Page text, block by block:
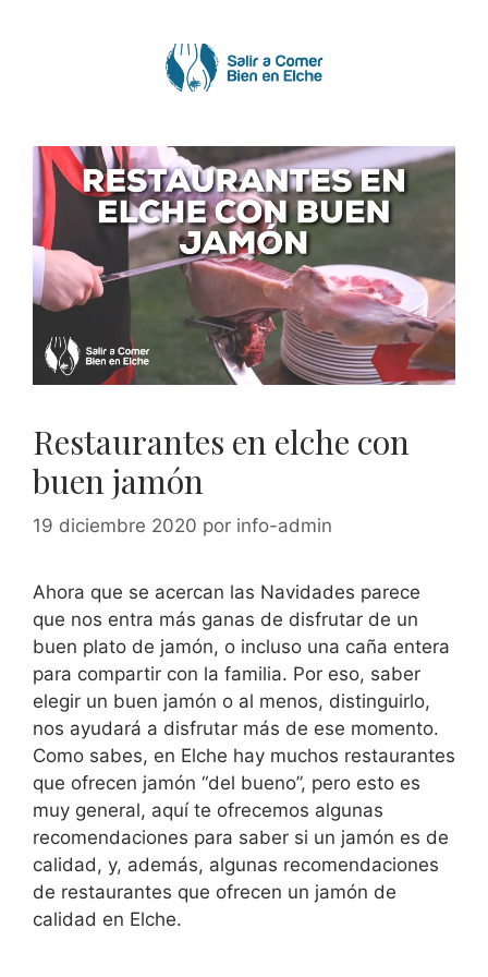
Restaurantes en elche con
buen jamón
19 diciembre 2020 por info-admin
Ahora que se acercan las Navidades parece
que nos entra más ganas de disfrutar de un
buen plato de jamón, o incluso una caña entera
para compartir con la familia. Por eso, saber
elegir un buen jamón o al menos, distinguirlo,
nos ayudará a disfrutar más de ese momento.
Como sabes, en Elche hay muchos restaurantes
que ofrecen jamón “del bueno”, pero esto es
muy general, aquí te ofrecemos algunas
recomendaciones para saber si un jamón es de
calidad, y, además, algunas recomendaciones
de restaurantes que ofrecen un jamón de
calidad en Elche.